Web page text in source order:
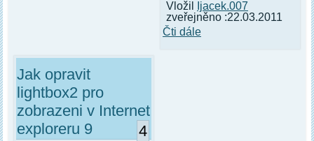
Vložil
Ijacek.007
zveřejněno :22.03.2011
Čti dále
Jak opravit
lightbox2 pro
zobrazeni v Internet
exploreru 9
4